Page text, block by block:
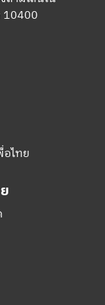
ไทย